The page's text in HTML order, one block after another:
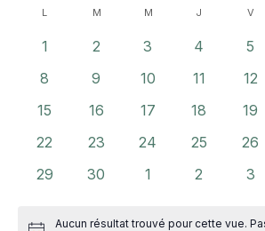
date.
Calendrier
Évènements
L M M MERCREDI
J V
0
1
0
2
0
3
0
4
0
5
0
8
0
9
0
10
0
11
0
12
0
15
0
16
0
17
0
18
0
19
0
22
0
23
0
24
0
25
0
26
0
29
0
30
0
1
0
2
0
3
Aucun résultat trouvé pour cette vue.